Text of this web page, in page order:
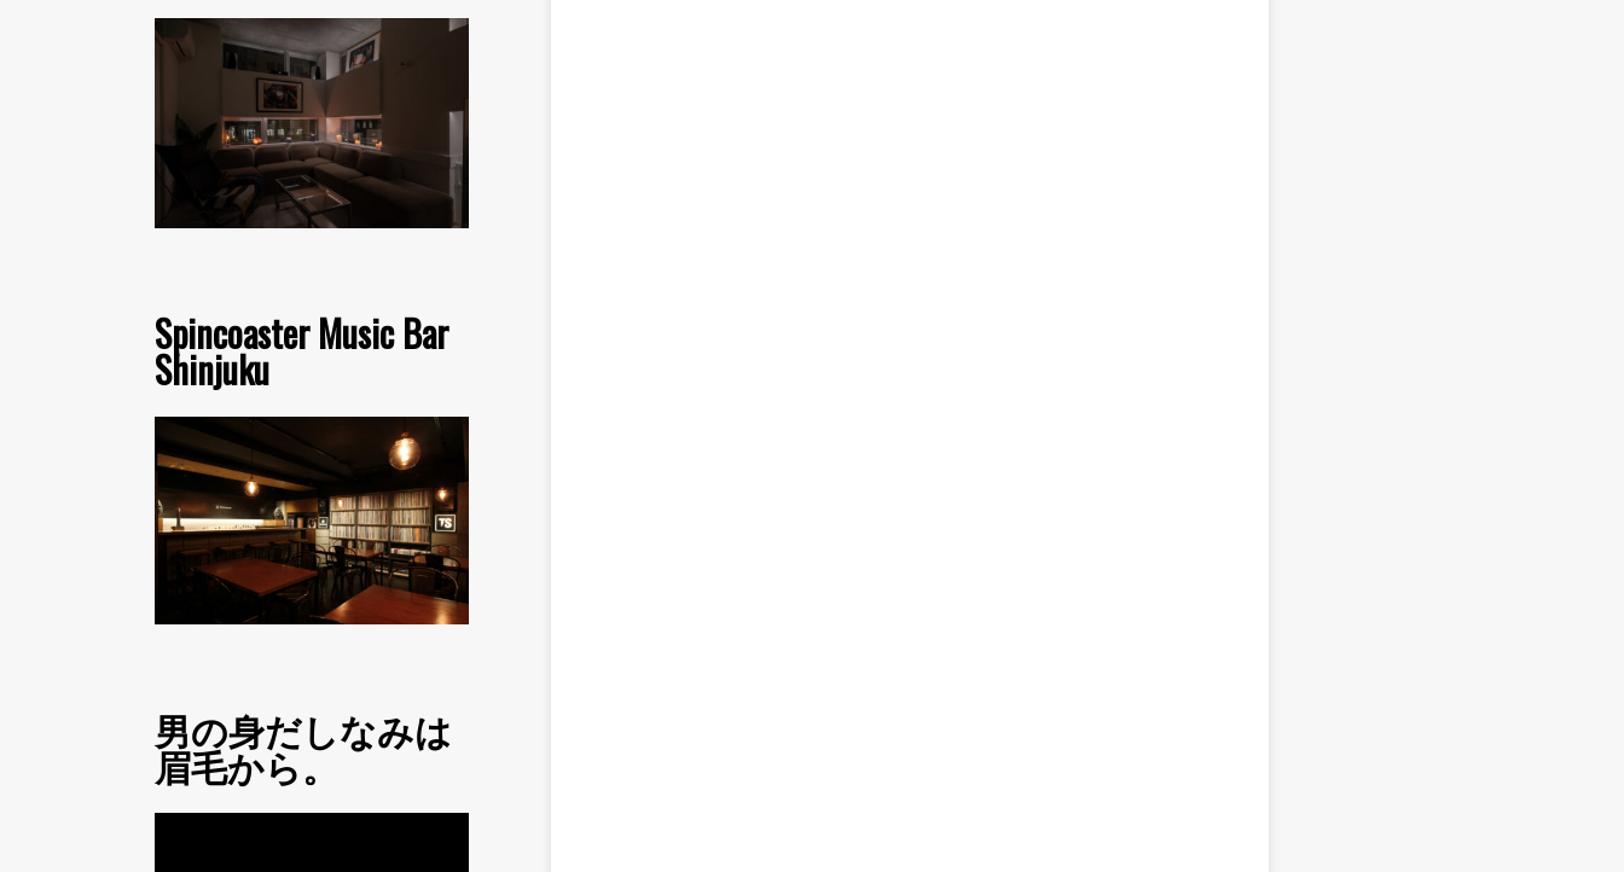
Spincoaster Music Bar
Shinjuku
男の身だしなみは
眉毛から。